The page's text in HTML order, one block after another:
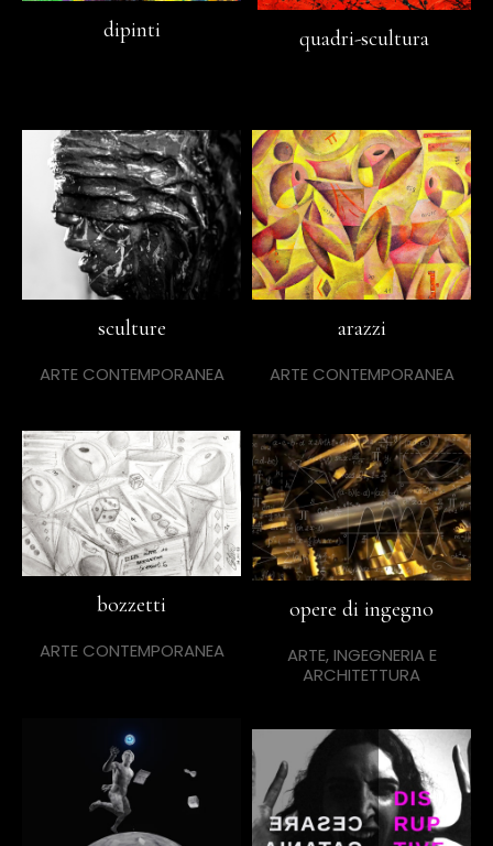
dipinti quadri-scultura
sculture
ARTE CONTEMPORANEA
arazzi
ARTE CONTEMPORANEA
bozzetti
ARTE CONTEMPORANEA
opere di ingegno
ARTE, INGEGNERIA E
ARCHITETTURA